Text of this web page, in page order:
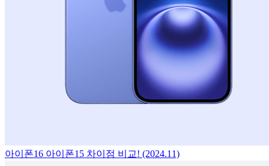
아이폰16 아이폰15 차이점 비교! (2024.11)